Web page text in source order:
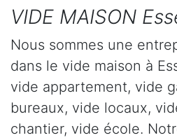
VIDE MAISON
Nous sommes une
dans le vide maison à
vide appartement, vide
bureaux, vide locaux,
chantier, vide école.